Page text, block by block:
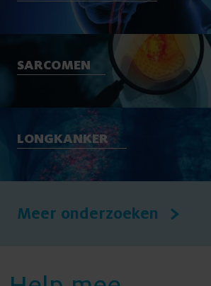
SARCOMEN
LONGKANKER
Meer onderzoeken